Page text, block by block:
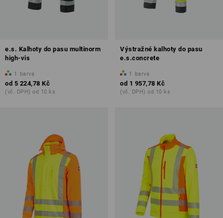
e.s. Kalhoty do pasu multinorm
high-vis
1 barva
od 5 224,78 Kč
(vč. DPH) od 10 ks
Výstražné kalhoty do pasu
e.s.concrete
1 barva
od 1 957,78 Kč
(vč. DPH) od 10 ks